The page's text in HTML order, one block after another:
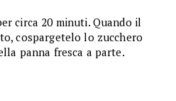
circa 20 minuti. Quando il
cospargetelo lo zucchero
panna fresca a parte.